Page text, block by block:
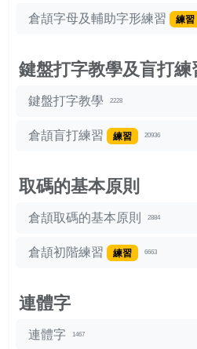
倉頡字母及輔助字形練習 練習
鍵盤打字教學及盲打練
鍵盤打字教學 2228
倉頡盲打練習 練習 20936
取碼的基本原則
倉頡取碼的基本原則 2884
倉頡初階練習 練習 6663
連體字
連體字 1467